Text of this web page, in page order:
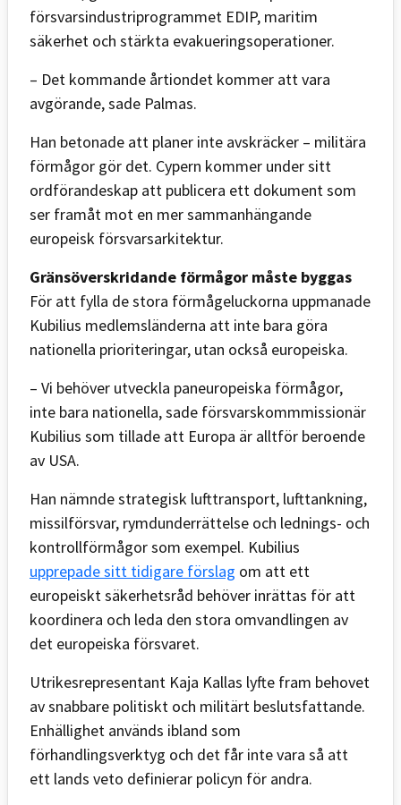
försvarsindustriprogrammet EDIP, maritim
säkerhet och stärkta evakueringsoperationer.
– Det kommande årtiondet kommer att vara
avgörande, sade Palmas.
Han betonade att planer inte avskräcker – militära
förmågor gör det. Cypern kommer under sitt
ordförandeskap att publicera ett dokument som
ser framåt mot en mer sammanhängande
europeisk försvarsarkitektur.
Gränsöverskridande förmågor måste byggas
För att fylla de stora förmågeluckorna uppmanade
Kubilius medlemsländerna att inte bara göra
nationella prioriteringar, utan också europeiska.
– Vi behöver utveckla paneuropeiska förmågor,
inte bara nationella, sade försvarskommmissionär
Kubilius som tillade att Europa är alltför beroende
av USA.
Han nämnde strategisk lufttransport, lufttankning,
missilförsvar, rymdunderrättelse och lednings- och
kontrollförmågor som exempel. Kubilius
upprepade sitt tidigare förslag om att ett
europeiskt säkerhetsråd behöver inrättas för att
koordinera och leda den stora omvandlingen av
det europeiska försvaret.
Utrikesrepresentant Kaja Kallas lyfte fram behovet
av snabbare politiskt och militärt beslutsfattande.
Enhällighet används ibland som
förhandlingsverktyg och det får inte vara så att
ett lands veto definierar policyn för andra.